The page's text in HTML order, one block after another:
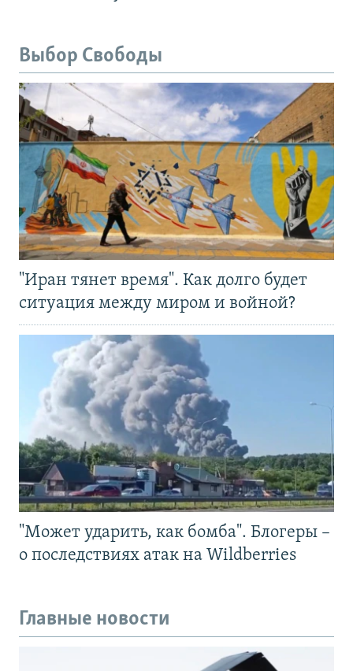
Выбор Свободы
"Иран тянет время". Как долго будет
ситуация между миром и войной?
"Может ударить, как бомба". Блогеры –
о последствиях атак на Wildberries
Главные новости